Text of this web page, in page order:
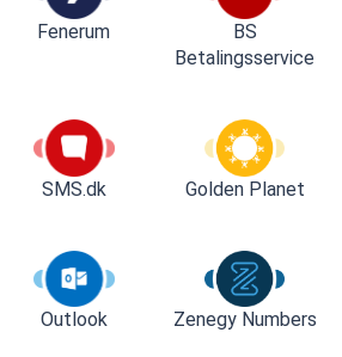
Fenerum
BS
Betalingsservice
SMS.dk Golden Planet
Outlook Zenegy Numbers